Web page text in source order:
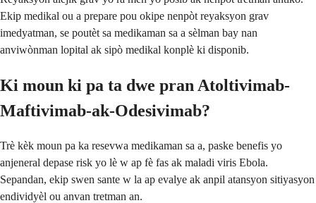
Ekip medikal ou a prepare pou okipe nenpòt reyaksyon grav
imedyatman, se poutèt sa medikaman sa a sèlman bay nan
anviwònman lopital ak sipò medikal konplè ki disponib.
Ki moun ki pa ta dwe pran Atoltivimab-
Maftivimab-ak-Odesivimab?
Trè kèk moun pa ka resevwa medikaman sa a, paske benefis yo
anjeneral depase risk yo lè w ap fè fas ak maladi viris Ebola.
Sepandan, ekip swen sante w la ap evalye ak anpil atansyon sitiyasyon
endividyèl ou anvan tretman an.